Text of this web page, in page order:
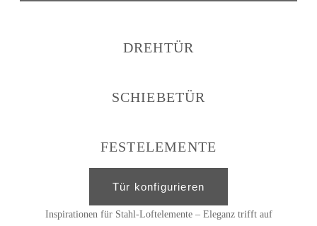
DREHTÜR
SCHIEBETÜR
FESTELEMENTE
Tür konfigurieren
Inspirationen für Stahl-Loftelemente – Eleganz trifft auf